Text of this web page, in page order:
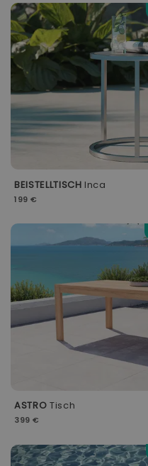
BEISTELLTISCH Inca
199 €
ASTRO Tisch
399 €